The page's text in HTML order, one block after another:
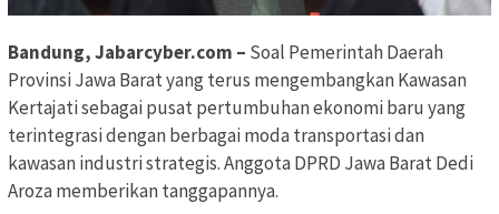
Bandung, Jabarcyber.com – Soal Pemerintah Daerah
Provinsi Jawa Barat yang terus mengembangkan Kawasan
Kertajati sebagai pusat pertumbuhan ekonomi baru yang
terintegrasi dengan berbagai moda transportasi dan
kawasan industri strategis. Anggota DPRD Jawa Barat Dedi
Aroza memberikan tanggapannya.